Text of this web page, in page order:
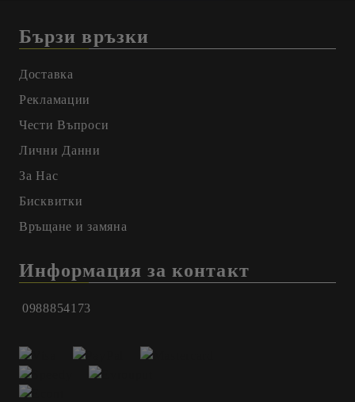
Бързи връзки
Доставка
Рекламации
Чести Въпроси
Лични Данни
За Нас
Бисквитки
Връщане и замяна
Информация за контакт
0988854173